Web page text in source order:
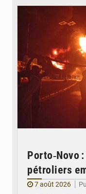
Porto‑Novo
pétroliers
7 août 2026